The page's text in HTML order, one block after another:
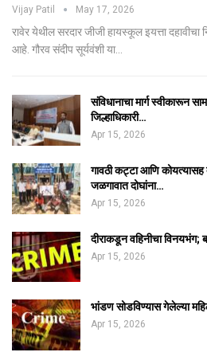
Vijay Patil May 17, 2026
रावेर येथील सरदार जीजी हायस्कूल इयत्ता
आहे. गौरव संदीप सूर्यवंशी या…
संविधानाचा मार्ग स्वीकारून
जिल्हाधिकारी…
Apr 15, 2026
गावठी कट्टा आणि
जळगावात दोघांना…
Apr 15, 2026
दीराकडून वहिनीचा विनयभंग;
Apr 15, 2026
भांडण सोडविण्यास गेलेल्या
Apr 15, 2026